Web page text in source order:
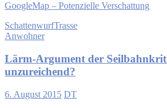
GoogleMap – Potenzielle Verschattung
SchattenwurfTrasse
Anwohner
Lärm-Argument der
unzureichend?
6. August 2015 DT